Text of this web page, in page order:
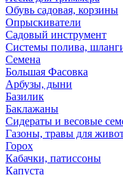
Обувь садовая, корзины
Опрыскиватели
Садовый инструмент
Системы полива,
Семена
Большая Фасовка
Арбузы, дыни
Базилик
Баклажаны
Сидераты и весовые
Газоны, травы для
Горох
Кабачки, патиссоны
Капуста